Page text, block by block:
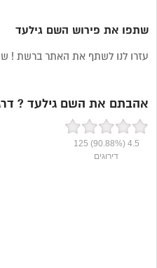
שתפו את פירוש השם גילעד
עזרו לנו לשתף את האתר ברשת !
אהבתם את השם גילעד ?
4.5
(90.88%)
125
דירוגים